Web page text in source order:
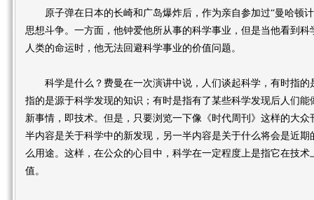
原子弹在日本的长崎和广岛爆炸后，作为亲自参加过“曼哈顿计
思想斗争。一方面，他钟爱他所从事的科学事业，但是当他看到
人类的命运时，他无法回避科学事业的价值问题。
科学是什么？费曼在一次演讲中说，人们谈起科学，有时指的
指的是源于科学发现的知识；有时是指有了某些科学发现后人们
新事情，即技术。但是，只要浏览一下像《时代周刊》这样的大
半内容是关于科学中的新发现，另一半内容是关于什么将会是近
么用途。这样，在公众的心目中，科学在一定程度上是指它在技
值。